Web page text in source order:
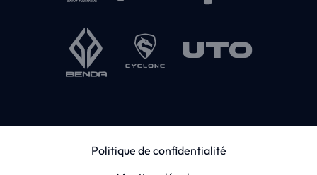
Politique de confidentialité